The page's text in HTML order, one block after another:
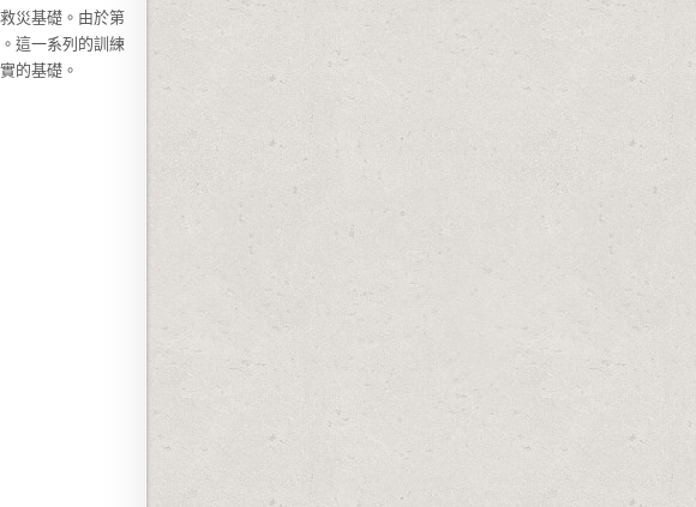
災基礎。由於第
這一系列的訓練
的基礎。